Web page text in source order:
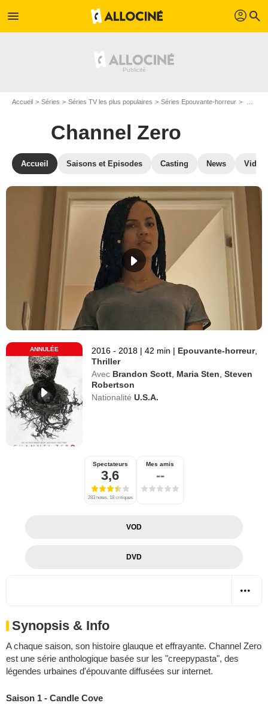
menu profil search
Accueil Séries Séries TV les plus populaires Séries Epouvante-horreur
Channel Zero
Accueil Saisons et Episodes Casting News
ANNULÉE 2016 - 2018 | 42 min | Epouvante-horreur,
Thriller
Avec Brandon Scott Maria Sten ,Steven
Robertson
Nationalité U.S.A.
Spectateurs
3,6
283 notes, 18 critiques
Mes amis
--
VOD
DVD
Synopsis & Info
A chaque saison, son histoire glauque et effrayante. Channel Zero
est une série anthologique basée sur les "creepypasta", des
légendes urbaines d'épouvante diffusées sur internet.
Saison 1 - Candle Cove